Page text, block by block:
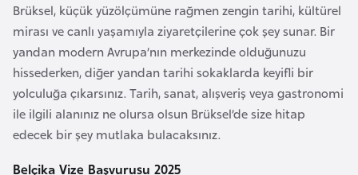
Brüksel, küçük yüzölçümüne rağmen zengin tarihi, kültürel
mirası ve canlı yaşamıyla ziyaretçilerine çok şey sunar. Bir
yandan modern Avrupa’nın merkezinde olduğunuzu
hissederken, diğer yandan tarihi sokaklarda keyifli bir
yolculuğa çıkarsınız. Tarih, sanat, alışveriş veya gastronomi
ile ilgili alanınız ne olursa olsun Brüksel’de size hitap
edecek bir şey mutlaka bulacaksınız.
Belçika Vize Başvurusu 2025
H
e
r
s
e
k
B